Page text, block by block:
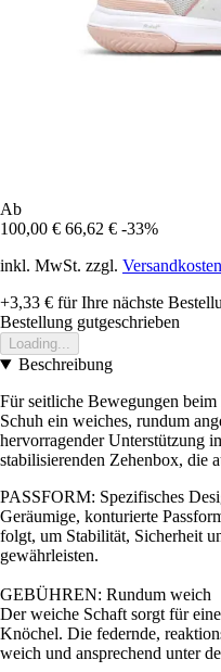
Ab
100,00 € 66,62 € -33%
inkl. MwSt. zzgl. Versandkosten
+3,33 € für Ihre nächste
Bestellung gutgeschrieben
Loading...
Beschreibung
Für seitliche Bewegungen
Schuh ein weiches, rundum
hervorragender Unterstützung
stabilisierenden Zehenbox, die
PASSFORM: Spezifisches
Geräumige, konturierte
folgt, um Stabilität, Sicherheit
gewährleisten.
GEBÜHREN: Rundum weich
Der weiche Schaft sorgt für
Knöchel. Die federnde,
weich und ansprechend unter